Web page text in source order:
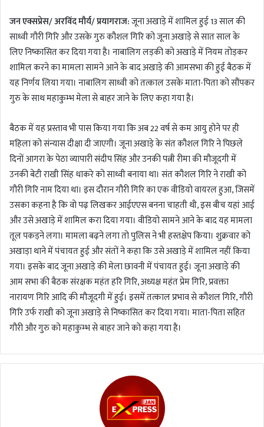
जन एक्सप्रेस/ अरविंद मौर्य/ प्रयागराज:जूना अखाड़े में शामिल हुई 13 साल की
साध्वी गौरी गिरि और उसके गुरु कौशल गिरि को जूना अखाड़े से सात साल के
लिए निष्कासित कर दिया गया है। नाबालिग लड़की को अखाड़े में नियम तोड़कर
शामिल करने का मामला सामने आने के बाद अखाड़े की आमसभा की हुई बैठक में
यह निर्णय लिया गया। नाबालिग साध्वी को तत्काल उसके माता-पिता को सौंपकर
गुरु के साथ महाकुम्भ मेला से बाहर जाने के लिए कहा गया है।
बैठक में यह प्रस्ताव भी पास किया गया कि अब 22 वर्ष से कम आयु होने पर ही
महिला को संन्यास दीक्षा दी जाएगी। जूना अखाड़े के संत कौशल गिरि ने पिछले
दिनों आगरा के पेठा व्यापारी संदीप सिंह और उनकी पत्नी रीमा की मौजूदगी में
उनकी बेटी राखी सिंह धाकरे को साध्वी बनाया था। संत कौशल गिरि ने राखी को
गौरी गिरि नाम दिया था। इस दौरान गौरी गिरि का एक वीडियो वायरल हुआ, जिसमें
उसका कहना है कि वो पढ़ लिखकर आईएएस बनना चाहती थी, इस बीच यहां आई
और उसे अखाड़े में शामिल करा दिया गया। वीडियो सामने आने के बाद यह मामला
तूल पकड़ने लगा। मामला बढ़ने लगा तो पुलिस ने भी हस्तक्षेप किया। शुक्रवार को
अखाड़ा थाने में पंचायत हुई और संतों ने कहा कि उसे अखाड़े में शामिल नहीं किया
गया। इसके बाद जूना अखाड़े की मेला छावनी में पंचायत हुई। जूना अखाड़े की
आम सभा की बैठक संरक्षक महंत हरि गिरि, अध्यक्ष महंत प्रेम गिरि, प्रवक्ता
नारायण गिरि आदि की मौजूदगी में हुई। इसमें तत्काल प्रभाव से कौशल गिरि, गौरी
गिरि उर्फ राखी को जूना अखाड़े से निष्कासित कर दिया गया। माता-पिता सहित
गौरी और गुरु को महाकुम्भ से बाहर जाने को कहा गया है।